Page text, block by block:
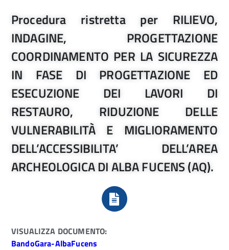
Procedura ristretta per RILIEVO,
INDAGINE, PROGETTAZIONE
COORDINAMENTO PER LA SICUREZZA
IN FASE DI PROGETTAZIONE ED
ESECUZIONE DEI LAVORI DI
RESTAURO, RIDUZIONE DELLE
VULNERABILITÀ E MIGLIORAMENTO
DELL’ACCESSIBILITA’ DELL’AREA
ARCHEOLOGICA DI ALBA FUCENS (AQ).
VISUALIZZA DOCUMENTO:
BandoGara-AlbaFucens